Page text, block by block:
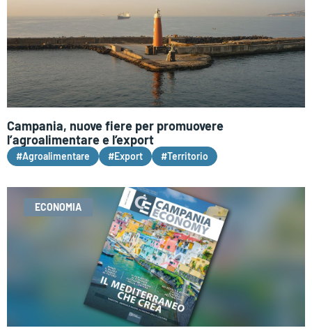
Campania, nuove fiere per promuovere
l’agroalimentare e l’export
#Agroalimentare #Export #Territorio
ECONOMIA